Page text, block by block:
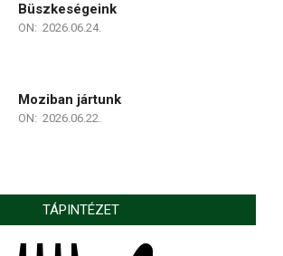
Büszkeségeink
ON: 2026.06.24.
Moziban jártunk
ON: 2026.06.22.
TÁPINTÉZET